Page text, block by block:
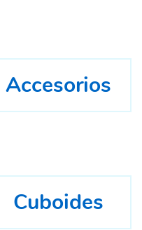
Accesorios
Cuboides